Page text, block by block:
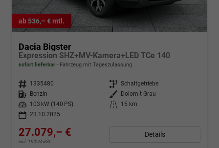
ab 536,– € mtl.
Dacia Bigster
Expression SHZ+MV-Kamera+LED TCe 140
sofort lieferbar Fahrzeug mit Tageszulassung
Fahrzeugnr. 1335480 Getriebe Schaltgetriebe
Kraftstoff
Benzin Außenfarbe
Dolomit-Grau
Leistung
103 kW (140 PS) Kilometerstand
15 km
23.10.2025
27.079,– €
incl. 19% MwSt.
Details